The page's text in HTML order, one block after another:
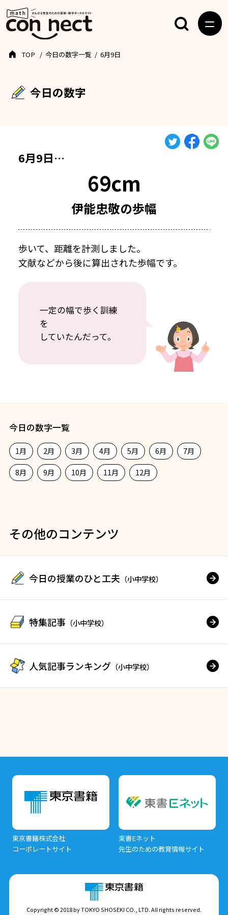
今日の数字
TOP 今日の数字一覧 6月9日
6月9日…
69cm
伊能忠敬の歩幅
歩いて、距離を計測しました。
文献などから後に算出された歩幅です。
一定の幅で歩く訓練
を
していたんだって。
今日の数字一覧
1月 2月 3月 4月 5月 6月
7月
8月
9月 10月 11月 12月
その他のコンテンツ
今日の授業のひと工夫 （小中学校）
特集記事 （小中学校）
人気記事ランキング （小中学校）
東京書籍株式会社
コーポレートサイト
東書Eネット
先生のための教育情報サイト
Copyright © 2018 by TOKYO SHOSEKI CO., LTD. All rights reserved.